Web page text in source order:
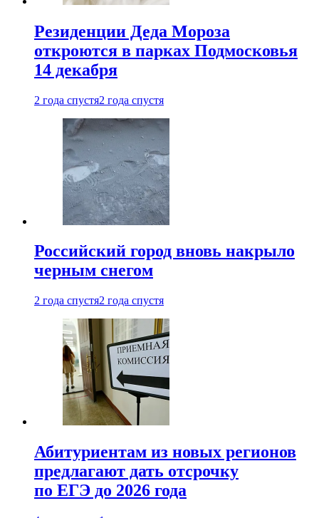
Резиденции Деда Мороза
откроются в парках Подмосковья
14 декабря
2 года спустя2 года спустя
Российский город вновь накрыло
черным снегом
2 года спустя2 года спустя
Абитуриентам из новых регионов
предлагают дать отсрочку
по ЕГЭ до 2026 года